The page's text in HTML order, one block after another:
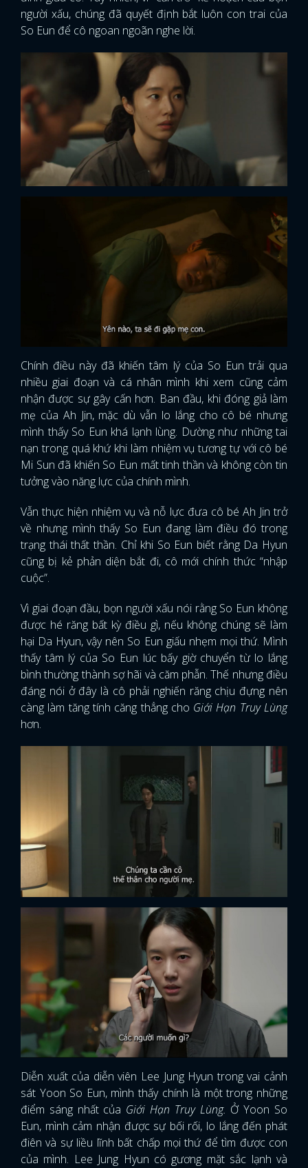
người xấu, chúng đã quyết định bắt luôn con trai của
So Eun để cô ngoan ngoãn nghe lời.
Chính điều này đã khiến tâm lý của So Eun trải qua
nhiều giai đoạn và cá nhân mình khi xem cũng cảm
nhận được sự gây cấn hơn. Ban đầu, khi đóng giả làm
mẹ của Ah Jin, mặc dù vẫn lo lắng cho cô bé nhưng
mình thấy So Eun khá lạnh lùng. Dường như những tai
nạn trong quá khứ khi làm nhiệm vụ tương tự với cô bé
Mi Sun đã khiến So Eun mất tinh thần và không còn tin
tưởng vào năng lực của chính mình.
Vẫn thực hiện nhiệm vụ và nỗ lực đưa cô bé Ah Jin trở
về nhưng mình thấy So Eun đang làm điều đó trong
trạng thái thất thần. Chỉ khi So Eun biết rằng Da Hyun
cũng bị kẻ phản diện bắt đi, cô mới chính thức “nhập
cuộc”.
Vì giai đoạn đầu, bọn người xấu nói rằng So Eun không
được hé răng bất kỳ điều gì, nếu không chúng sẽ làm
hại Da Hyun, vậy nên So Eun giấu nhẹm mọi thứ. Mình
thấy tâm lý của So Eun lúc bấy giờ chuyển từ lo lắng
bình thường thành sợ hãi và căm phẫn. Thế nhưng điều
đáng nói ở đây là cô phải nghiến răng chịu đựng nên
càng làm tăng tính căng thẳng cho Giới Hạn Truy Lùng
hơn.
Diễn xuất của diễn viên Lee Jung Hyun trong vai cảnh
sát Yoon So Eun, mình thấy chính là một trong những
điểm sáng nhất của Giới Hạn Truy Lùng. Ở Yoon So
Eun, mình cảm nhận được sự bối rối, lo lắng đến phát
điên và sự liều lĩnh bất chấp mọi thứ để tìm được con
của mình. Lee Jung Hyun có gương mặt sắc lạnh và